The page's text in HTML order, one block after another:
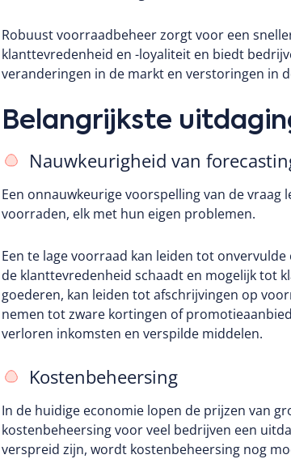
Robuust voorraadbeheer zorgt voor een
klanttevredenheid en -loyaliteit en biedt
veranderingen in de markt en verstoringen in
Belangrijkste
Nauwkeurigheid van
Een onnauwkeurige voorspelling van de
voorraden, elk met hun eigen problemen.
Een te lage voorraad kan leiden tot
de klanttevredenheid schaadt en mogelijk tot
goederen, kan leiden tot afschrijvingen op
nemen tot zware kortingen of
verloren inkomsten en verspilde middelen.
Kostenbeheersing
In de huidige economie lopen de prijzen van
kostenbeheersing voor veel bedrijven een
verspreid zijn, wordt kostenbeheersing nog